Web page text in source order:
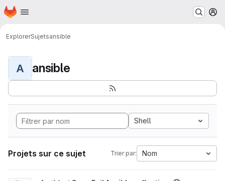
Passer au contenu principal
Page d'accueil
ExplorerSujetsansible
A ansible
Shell
Projets sur ce sujet Trier par: Nom